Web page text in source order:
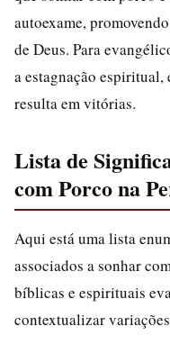
autoexame,
de Deus. Para
a estagnação
resulta em vitórias.
Lista de
com Porco na
Aqui está uma lista
associados a sonhar
bíblicas e espirituais
contextualizar